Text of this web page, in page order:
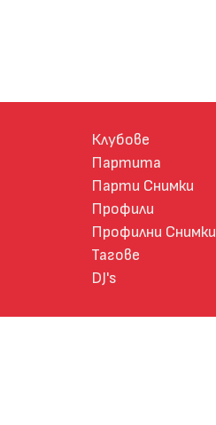
Клубове
Партита
Парти Снимки
Профили
Профилни Снимки
Тагове
DJ's